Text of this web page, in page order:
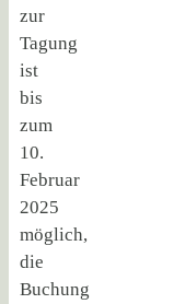
zur
Tagung
ist
bis
zum
10.
Februar
2025
möglich,
die
Buchung